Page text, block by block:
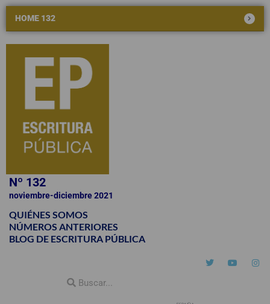
HOME 132
Nº 132
noviembre-diciembre 2021
QUIÉNES SOMOS
NÚMEROS ANTERIORES
BLOG DE ESCRITURA PÚBLICA